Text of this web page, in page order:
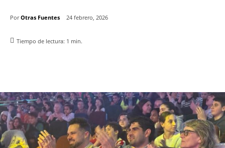
Por Otras Fuentes 24 febrero, 2026
Tiempo de lectura: 1 min.